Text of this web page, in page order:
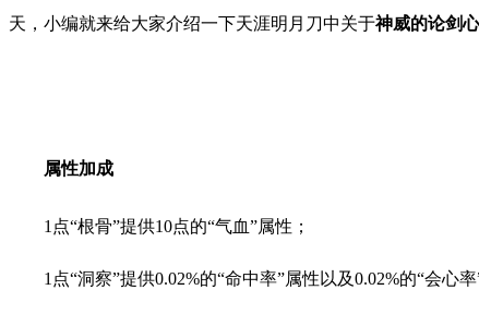
天，小编就来给大家介绍一下天涯明月刀中关于神威的论剑
属性加成
1点“根骨”提供10点的“气血”属性；
1点“洞察”提供0.02%的“命中率”属性以及0.02%的“会心率